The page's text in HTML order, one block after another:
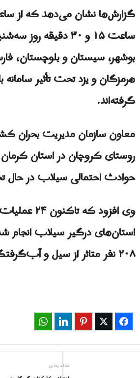
گزارش‌ها نشان می‌دهد که از
ساعت ۱۵ و ۳۰ دقیقه
بوشهر، سیستان و بلوچستان،
هرمزگان و یزد تحت تأثیر سامانه
گرفته‌اند.
معاون سازمان مدیریت بحران
روستای کروچان در استان
حوادث احتمالی سیلاب در حال
وی افزود که
استان‌های درگیر سیلاب انجام
٢٠٨ نفر متاثر از سیل و آب‌گرفتگی کمک کرده‌اند.
Facebook
Twitter
Pinterest
LinkedIn
مقاله بعدی